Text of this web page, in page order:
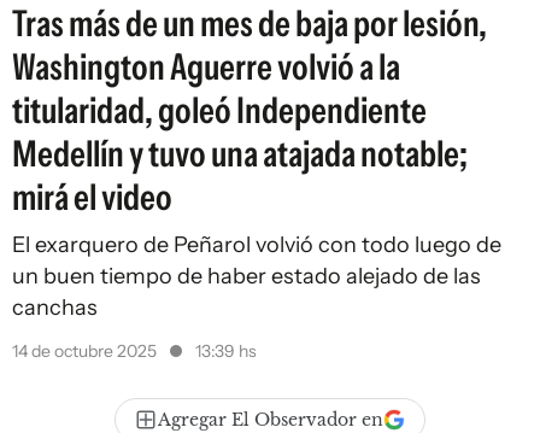
Tras más de un mes de baja por lesión,
Washington Aguerre volvió a la
titularidad, goleó Independiente
Medellín y tuvo una atajada notable;
mirá el video
El exarquero de Peñarol volvió con todo luego de
un buen tiempo de haber estado alejado de las
canchas
14 de octubre 2025 13:39 hs
Agregar El Observador en